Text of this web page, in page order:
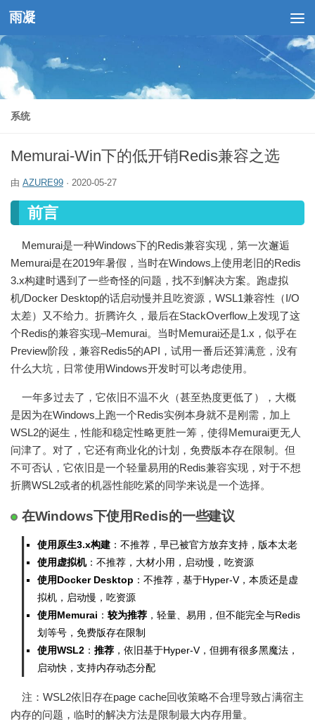
跳至内容
雨凝
系统
Memurai-Win下的低开销Redis兼容之选
由 AZURE99 · 2020-05-27
前言
Memurai是一种Windows下的Redis兼容实现，第一次邂逅
Memurai是在2019年暑假，当时在Windows上使用老旧的Redis
3.x构建时遇到了一些奇怪的问题，找不到解决方案。跑虚拟
机/Docker Desktop的话启动慢并且吃资源，WSL1兼容性（I/O
太差）又不给力。折腾许久，最后在StackOverflow上发现了这
个Redis的兼容实现–Memurai。当时Memurai还是1.x，似乎在
Preview阶段，兼容Redis5的API，试用一番后还算满意，没有
什么大坑，日常使用Windows开发时可以考虑使用。
一年多过去了，它依旧不温不火（甚至热度更低了），大概
是因为在Windows上跑一个Redis实例本身就不是刚需，加上
WSL2的诞生，性能和稳定性略更胜一筹，使得Memurai更无人
问津了。对了，它还有商业化的计划，免费版本存在限制。但
不可否认，它依旧是一个轻量易用的Redis兼容实现，对于不想
折腾WSL2或者的机器性能吃紧的同学来说是一个选择。
在Windows下使用Redis的一些建议
使用原生3.x构建 ：不推荐，早已被官方放弃支持，版本太老
使用虚拟机：不推荐，大材小用，启动慢，吃资源
使用Docker Desktop ：不推荐，基于Hyper-V，本质还是虚
拟机，启动慢，吃资源
使用Memurai ：较为推荐 ，轻量、易用，但不能完全与Redis
划等号，免费版存在限制
使用WSL2 ：推荐 ，依旧基于Hyper-V，但拥有很多黑魔法，
启动快，支持内存动态分配
注：WSL2依旧存在page cache回收策略不合理导致占满宿主
内存的问题，临时的解决方法是限制最大内存用量。